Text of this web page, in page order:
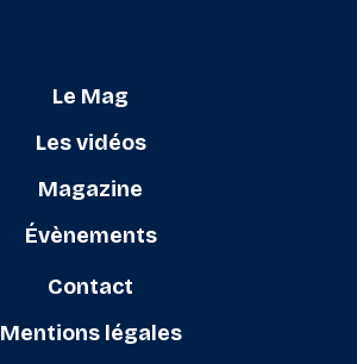
Le Mag
Les vidéos
Magazine
Évènements
Contact
Mentions légales